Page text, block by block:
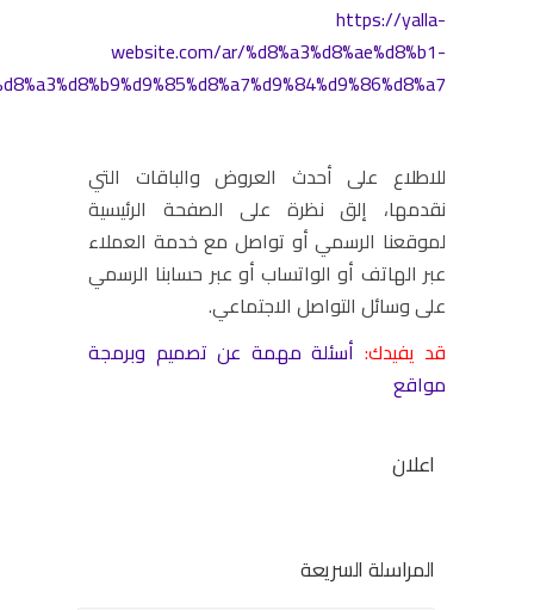
https://yalla-
website.com/ar/%d8%a3%d8%ae%d8%b1-
للاطلاع على أحدث العروض والباقات التي
نقدمها، إلق نظرة على الصفحة الرئيسية
لموقعنا الرسمي أو تواصل مع خدمة العملاء
عبر الهاتف أو الواتساب أو عبر حسابنا الرسمي
على وسائل التواصل الاجتماعي.
قد يفيدك: أسئلة مهمة عن تصميم وبرمجة
مواقع
اعلان
المراسلة السريعة